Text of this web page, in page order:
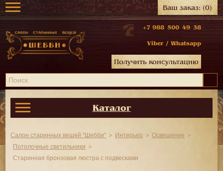
Ваш заказ:(0)
+7 988 500 49 38
Viber / Whatsapp
Получить консультацию
Каталог
Салон старинных вещей "Шебби" Интерьер
Освещение
Потолочные светильники
Старинная бронзовая люстра с подвесками